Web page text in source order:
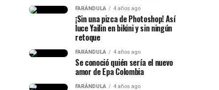
FARÁNDULA 4 años ago
¡Sin una pizca de Photoshop! Así
luce Yailin en bikini y sin ningún
retoque
FARÁNDULA 4 años ago
Se conoció quién sería el nuevo
amor de Epa Colombia
FARÁNDULA 4 años ago